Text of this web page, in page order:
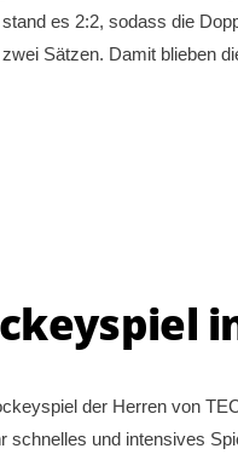
es 2:2, sodass die
Sätzen. Damit blieben
der Herren von
und intensives